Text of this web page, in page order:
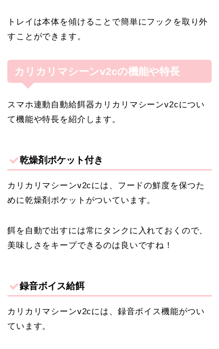
トレイは本体を傾けることで簡単にフックを取り外
すことができます。
カリカリマシーンv2cの機能や特長
スマホ連動自動給餌器カリカリマシーンv2cについ
て機能や特長を紹介します。
乾燥剤ポケット付き
カリカリマシーンv2cには、フードの鮮度を保つた
めに乾燥剤ポケットがついています。
餌を自動で出すには常にタンクに入れておくので、
美味しさをキープできるのは良いですね！
録音ボイス給餌
カリカリマシーンv2cには、録音ボイス機能がつい
ています。